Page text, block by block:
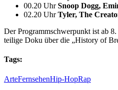
00.20 UhrSnoop Dogg,
02.20 UhrTyler, The
Der Programmschwerpunkt ist ab
teilige Doku über die „History of
Tags:
ArteFernsehenHip-HopRap